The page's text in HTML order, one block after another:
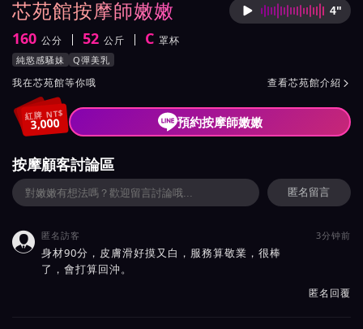
芯苑館按摩師嫩嫩 按摩師
4"
身高
160 公分
體重 52 公斤
罩杯 C 罩杯
按摩師嫩嫩服務風格與特色
純慾感騷妹 Q彈美乳
按摩師嫩嫩所屬按摩會館介紹與班表
我在芯苑館等你哦 查看芯苑館介紹 
紅牌 NT$
3,000 預約按摩師嫩嫩
按摩顧客討論區
匿名留言
 匿名訪客 3分钟前
身材90分，皮膚滑好摸又白，服務算敬業，很棒
了，會打算回沖。
匿名回覆